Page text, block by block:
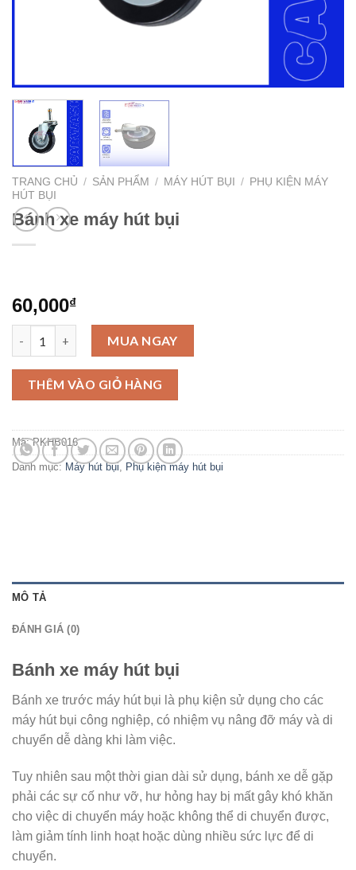
TRANG CHỦ / SẢN PHẨM / MÁY HÚT BỤI / PHỤ KIỆN MÁY
HÚT BỤI
Bánh xe máy hút bụi
60,000₫
MUA NGAY
THÊM VÀO GIỎ HÀNG
Mã:PKHB016
Danh mục: Máy hút bụi Phụ kiện máy hút bụi
MÔ TẢ
ĐÁNH GIÁ (0)
Bánh xe máy hút bụi
Bánh xe trước máy hút bụi là phụ kiện sử dụng cho các
máy hút bụi công nghiệp, có nhiệm vụ nâng đỡ máy và di
chuyển dễ dàng khi làm việc.
Tuy nhiên sau một thời gian dài sử dụng, bánh xe dễ gặp
phải các sự cố như vỡ, hư hỏng hay bị mất gây khó khăn
cho việc di chuyển máy hoặc không thể di chuyển được,
làm giảm tính linh hoạt hoặc dùng nhiều sức lực để di
chuyển.